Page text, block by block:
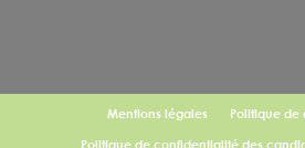
Mentions légales Politique